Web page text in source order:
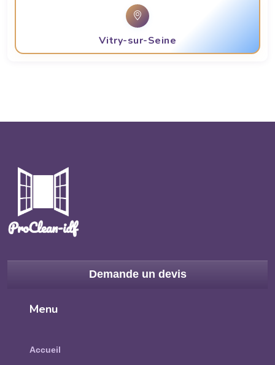
Vitry-sur-Seine
Demande un devis
Menu
Accueil